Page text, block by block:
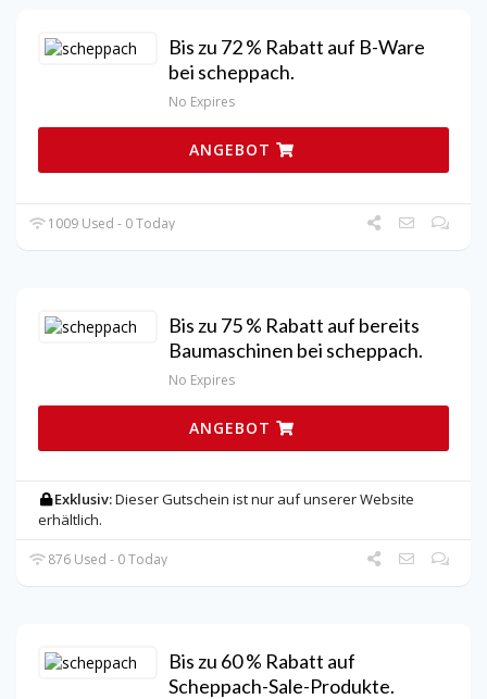
Bis zu 72 % Rabatt auf B-Ware
bei scheppach.
No Expires
ANGEBOT
1009 Used - 0 Today
Bis zu 75 % Rabatt auf bereits
Baumaschinen bei scheppach.
No Expires
ANGEBOT
Exklusiv:Dieser Gutschein ist nur auf unserer Website
erhältlich.
876 Used - 0 Today
Bis zu 60 % Rabatt auf
Scheppach-Sale-Produkte.